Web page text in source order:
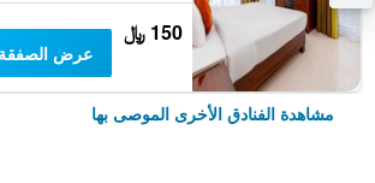
150 ﷼
عرض الصفقة
مشاهدة الفنادق الأخرى الموصى بها